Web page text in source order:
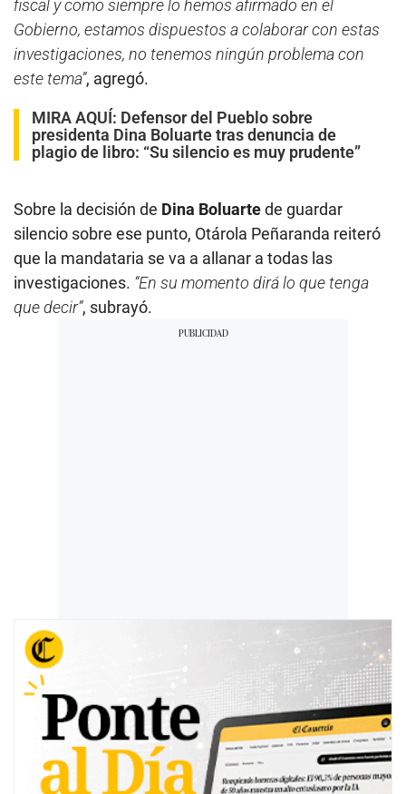
fiscal y como siempre lo hemos afirmado en el
Gobierno, estamos dispuestos a colaborar con estas
investigaciones, no tenemos ningún problema con
este tema”, agregó.
MIRA AQUÍ: Defensor del Pueblo sobre
presidenta Dina Boluarte tras denuncia de
plagio de libro: “Su silencio es muy prudente”
Sobre la decisión de Dina Boluartede guardar
silencio sobre ese punto, Otárola Peñaranda reiteró
que la mandataria se va a allanar a todas las
investigaciones. “En su momento dirá lo que tenga
que decir”, subrayó.